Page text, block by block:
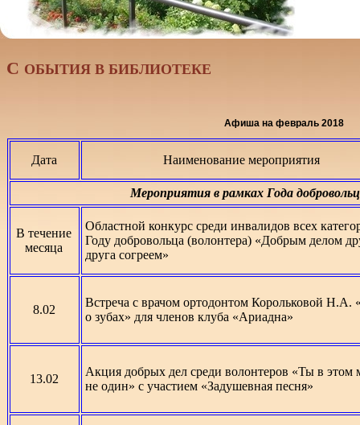
C ОБЫТИЯ В БИБЛИОТЕКЕ
Афиша на февраль 2018
Дата Наименование мероприятия
Мероприятия в рамках Года
В течение
месяца
Областной конкурс среди инвалидов всех
Году добровольца (волонтера) «Добрым делом
друга согреем»
8.02
Встреча с врачом ортодонтом Корольковой Н.А.
о зубах» для членов клуба «Ариадна»
13.02
Акция добрых дел среди волонтеров «Ты в этом
не один» с участием «Задушевная песня»